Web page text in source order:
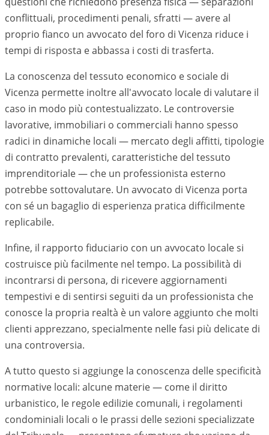
conflittuali, procedimenti penali, sfratti — avere al
proprio fianco un avvocato del foro di Vicenza riduce i
tempi di risposta e abbassa i costi di trasferta.
La conoscenza del tessuto economico e sociale di
Vicenza permette inoltre all'avvocato locale di valutare il
caso in modo più contestualizzato. Le controversie
lavorative, immobiliari o commerciali hanno spesso
radici in dinamiche locali — mercato degli affitti, tipologie
di contratto prevalenti, caratteristiche del tessuto
imprenditoriale — che un professionista esterno
potrebbe sottovalutare. Un avvocato di Vicenza porta
con sé un bagaglio di esperienza pratica difficilmente
replicabile.
Infine, il rapporto fiduciario con un avvocato locale si
costruisce più facilmente nel tempo. La possibilità di
incontrarsi di persona, di ricevere aggiornamenti
tempestivi e di sentirsi seguiti da un professionista che
conosce la propria realtà è un valore aggiunto che molti
clienti apprezzano, specialmente nelle fasi più delicate di
una controversia.
A tutto questo si aggiunge la conoscenza delle specificità
normative locali: alcune materie — come il diritto
urbanistico, le regole edilizie comunali, i regolamenti
condominiali locali o le prassi delle sezioni specializzate